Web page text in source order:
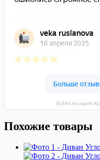
SofArt на карте
Похожие товары